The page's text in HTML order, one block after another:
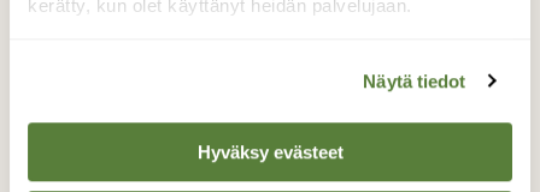
kerätty, kun olet käyttänyt heidän palvelujaan.
Näytä tiedot
Hyväksy evästeet